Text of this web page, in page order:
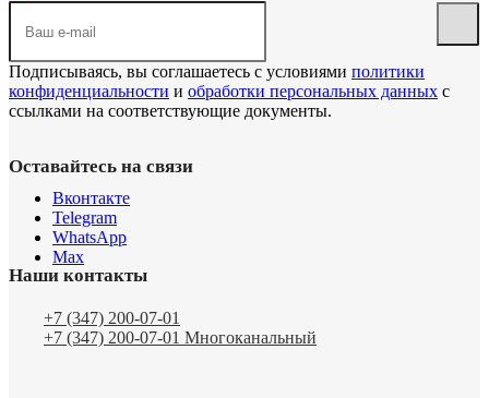
Подписываясь, вы соглашаетесь с условиями политики
конфиденциальности и обработки персональных данных с
ссылками на соответствующие документы.
Оставайтесь на связи
Вконтакте
Telegram
WhatsApp
Max
Наши контакты
+7 (347) 200-07-01
+7 (347) 200-07-01 Многоканальный